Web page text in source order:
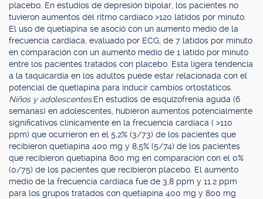
placebo. En estudios de depresión bipolar, los pacientes no
tuvieron aumentos del ritmo cardíaco >120 latidos por minuto.
El uso de quetiapina se asoció con un aumento medio de la
frecuencia cardíaca, evaluado por ECG, de 7 latidos por minuto
en comparación con un aumento medio de 1 latido por minuto
entre los pacientes tratados con placebo. Esta ligera tendencia
a la taquicardia en los adultos puede estar relacionada con el
potencial de quetiapina para inducir cambios ortostáticos.
Niños y adolescentes:En estudios de esquizofrenia aguda (6
semanas) en adolescentes, hubieron aumentos potencialmente
significativos clínicamente en la frecuencia cardíaca ( >110
ppm) que ocurrieron en el 5,2% (3/73) de los pacientes que
recibieron quetiapina 400 mg y 8,5% (5/74) de los pacientes
que recibieron quetiapina 800 mg en comparación con el 0%
(0/75) de los pacientes que recibieron placebo. El aumento
medio de la frecuencia cardíaca fue de 3,8 ppm y 11.2 ppm
para los grupos tratados con quetiapina 400 mg y 800 mg